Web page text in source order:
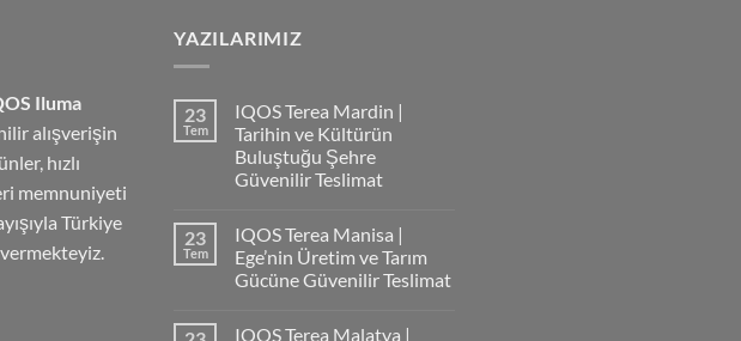
Iluma
alışverişin
hızlı
memnuniyeti
Türkiye
YAZILARIMIZ
23
Tem
IQOS Terea Mardin |
Tarihin ve Kültürün
Buluştuğu Şehre
Güvenilir Teslimat
23
Tem
IQOS Terea Manisa |
Ege’nin Üretim ve Tarım
Gücüne Güvenilir Teslimat
IQOS Terea Malatya |